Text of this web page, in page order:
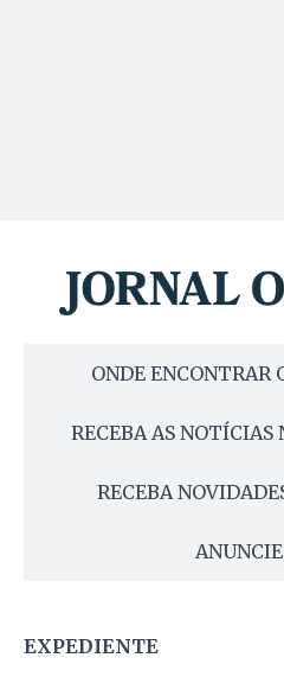
ONDE ENCONTRAR
RECEBA AS NOTÍCIAS
RECEBA
EXPEDIENTE